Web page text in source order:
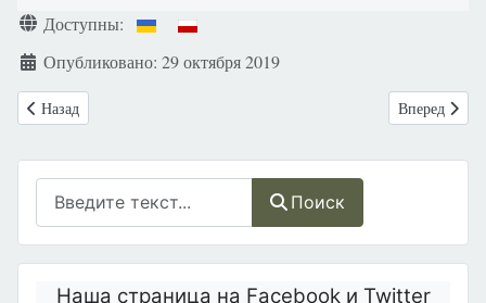
Поиск
Наша страница на Facebook и Twitter
Информация о материале
Доступны:
Опубликовано: 29 октября 2019
Предыдущий: Всемирная Медицинская Ассоциация против
Назад Следующий:
Вперед